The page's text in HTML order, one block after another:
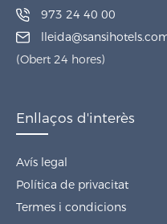
973 24 40 00
(Obert 24 hores)
Enllaços d'interès
Avís legal
Política de privacitat
Termes i condicions